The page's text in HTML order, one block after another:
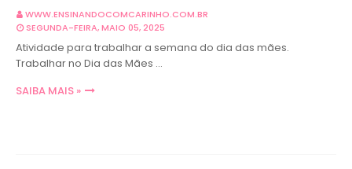
WWW.ENSINANDOCOMCARINHO.COM.BR
SEGUNDA-FEIRA, MAIO 05, 2025
Atividade para trabalhar a semana do dia das mães.
Trabalhar no Dia das Mães …
SAIBA MAIS »